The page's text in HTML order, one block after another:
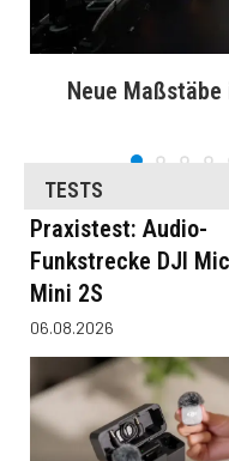
Neue
TESTS
Praxistest: Audio-
Funkstrecke DJI Mic
Mini 2S
06.08.2026